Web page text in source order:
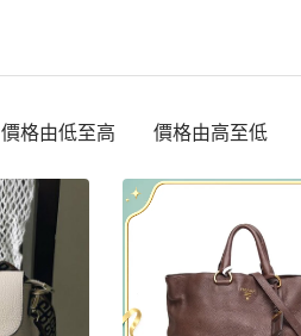
價格由低至高 價格由高至低